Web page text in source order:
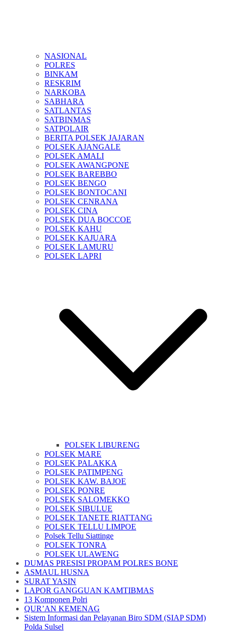
NASIONAL
POLRES
BINKAM
RESKRIM
NARKOBA
SABHARA
SATLANTAS
SATBINMAS
SATPOLAIR
BERITA POLSEK JAJARAN
POLSEK AJANGALE
POLSEK AMALI
POLSEK AWANGPONE
POLSEK BAREBBO
POLSEK BENGO
POLSEK BONTOCANI
POLSEK CENRANA
POLSEK CINA
POLSEK DUA BOCCOE
POLSEK KAHU
POLSEK KAJUARA
POLSEK LAMURU
POLSEK LAPRI
POLSEK LIBURENG
POLSEK MARE
POLSEK PALAKKA
POLSEK PATIMPENG
POLSEK KAW. BAJOE
POLSEK PONRE
POLSEK SALOMEKKO
POLSEK SIBULUE
POLSEK TANETE RIATTANG
POLSEK TELLU LIMPOE
Polsek Tellu Siattinge
POLSEK TONRA
POLSEK ULAWENG
DUMAS PRESISI PROPAM POLRES BONE
ASMAUL HUSNA
SURAT YASIN
LAPOR GANGGUAN KAMTIBMAS
13 Komponen Polri
QUR’AN KEMENAG
Sistem Informasi dan Pelayanan Biro SDM (SIAP SDM)
Polda Sulsel